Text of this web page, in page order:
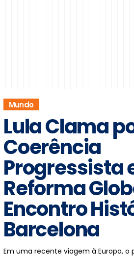
Mundo
Lula Clama
Coerência
Progressista
Reforma
Encontro
Barcelona
Em uma recente viagem à Europa, o